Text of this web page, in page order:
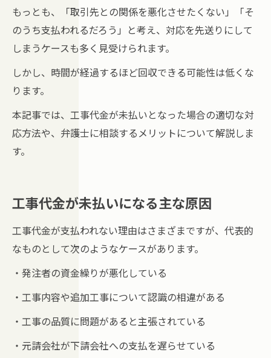
もっとも、「取引先との関係を悪化させたくない」「そ
のうち支払われるだろう」と考え、対応を先送りにして
しまうケースも多く見受けられます。
しかし、時間が経過するほど回収できる可能性は低くな
ります。
本記事では、工事代金が未払いとなった場合の適切な対
応方法や、弁護士に相談するメリットについて解説しま
す。
工事代金が未払いになる主な原因
工事代金が支払われない理由はさまざまですが、代表的
なものとして次のようなケースがあります。
・発注者の資金繰りが悪化している
・工事内容や追加工事について認識の相違がある
・工事の品質に問題があると主張されている
・元請会社が下請会社への支払を遅らせている